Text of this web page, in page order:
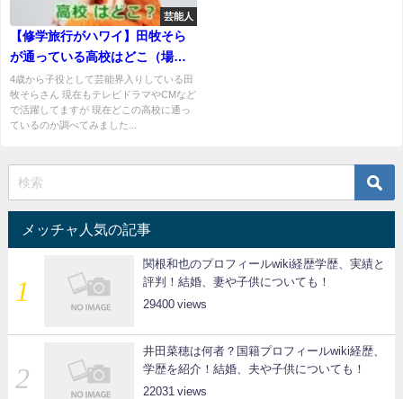
芸能人
【修学旅行がハワイ】田牧そら
が通っている高校はどこ（場
所）？
4歳から子役として芸能界入りしている田
牧そらさん 現在もテレビドラマやCMなど
で活躍してますが 現在どこの高校に通っ
ているのか調べてみました...
メッチャ人気の記事
関根和也のプロフィールwiki経歴学歴、実績と
評判！結婚、妻や子供についても！
29400
井田菜穂は何者？国籍プロフィールwiki経歴、
学歴を紹介！結婚、夫や子供についても！
22031